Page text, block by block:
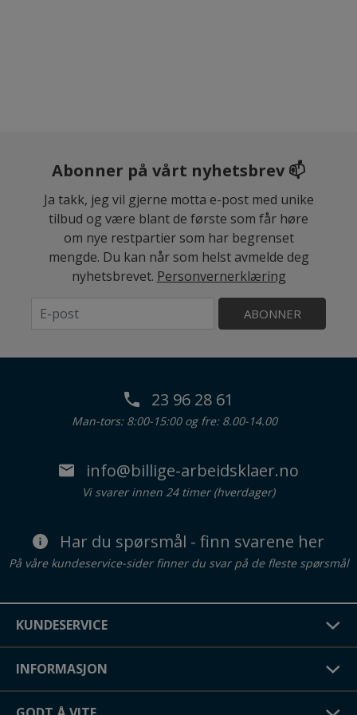
Abonner på vårt nyhetsbrev 📫
Ja takk, jeg vil gjerne motta e-post med unike
tilbud og være blant de første som får høre
om nye restpartier som har begrenset
mengde. Du kan når som helst avmelde deg
nyhetsbrevet. Personvernerklæring
ABONNER
23 96 28 61
Man-tors: 8:00-15:00 og fre: 8.00-14.00
info@billige-arbeidsklaer.no
Vi svarer innen 24 timer (hverdager)
Har du spørsmål - finn svarene her
På våre kundeservice-sider finner du svar på de fleste spørsmål
KUNDESERVICE
INFORMASJON